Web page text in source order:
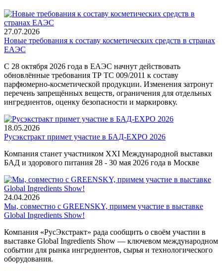
27.07.2026
Новые требования к составу косметических средств в странах
ЕАЭС
С 28 октября 2026 года в ЕАЭС начнут действовать
обновлённые требования ТР ТС 009/2011 к составу
парфюмерно-косметической продукции. Изменения затронут
перечень запрещённых веществ, ограничения для отдельных
ингредиентов, оценку безопасности и маркировку.
18.05.2026
Русэкстракт примет участие в БАД-EXPO 2026
Компания станет участником XXI Международной выставки
БАД и здорового питания 28 - 30 мая 2026 года в Москве
24.04.2026
Мы, совместно с GREENSKY, примем участие в выставке
Global Ingredients Show!
Компания «РусЭкстракт» рада сообщить о своём участии в
выставке Global Ingredients Show — ключевом международном
событии для рынка ингредиентов, сырья и технологического
оборудования.